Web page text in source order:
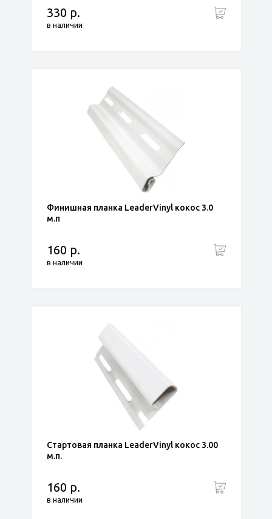
330 р.
в наличии
Финишная планка LeaderVinyl кокос 3.0
м.п
160 р.
в наличии
Стартовая планка LeaderVinyl кокос 3.00
м.п.
160 р.
в наличии